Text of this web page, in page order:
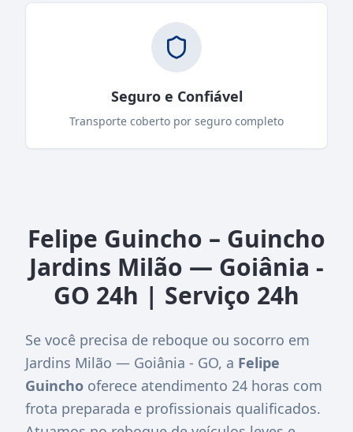
Seguro e Confiável
Transporte coberto por seguro completo
Felipe Guincho – Guincho
Jardins Milão — Goiânia -
GO 24h | Serviço 24h
Se você precisa de reboque ou socorro em
Jardins Milão — Goiânia - GO, a Felipe
Guincho oferece atendimento 24 horas com
frota preparada e profissionais qualificados.